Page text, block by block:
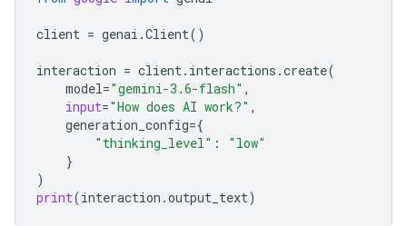
client = genai .Client()
interaction = client. interactions .create(
model="gemini-3.6-flash" ,
input="How does AI work?" ,
generation_config={
"thinking_level" :
"low"
}
)
print(interaction .output_text)